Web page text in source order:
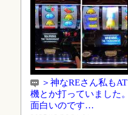
＞神なREさん私もAT
機とか打っていました。
面白いのです…